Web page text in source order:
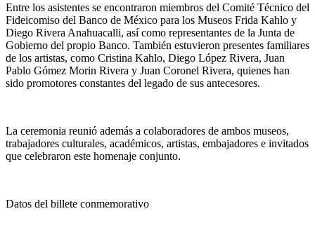
Entre los asistentes se encontraron miembros del Comité Técnico del
Fideicomiso del Banco de México para los Museos Frida Kahlo y
Diego Rivera Anahuacalli, así como representantes de la Junta de
Gobierno del propio Banco. También estuvieron presentes familiares
de los artistas, como Cristina Kahlo, Diego López Rivera, Juan
Pablo Gómez Morin Rivera y Juan Coronel Rivera, quienes han
sido promotores constantes del legado de sus antecesores.
La ceremonia reunió además a colaboradores de ambos museos,
trabajadores culturales, académicos, artistas, embajadores e invitados
que celebraron este homenaje conjunto.
Datos del billete conmemorativo